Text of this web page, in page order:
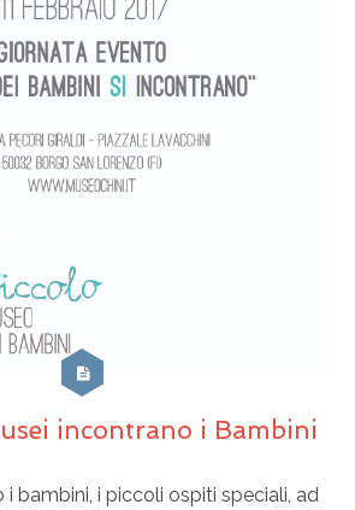
incontrano i Bambini
bambini, i piccoli ospiti speciali, ad